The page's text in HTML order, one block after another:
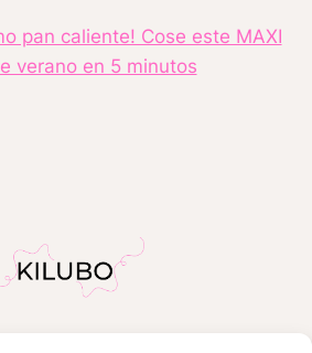
pan caliente! Cose este MAXI
verano en 5 minutos